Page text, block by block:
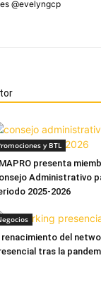
@evelyngcp
y BTL
presenta
Administrativo
2025-2026
renacimiento del
tras la